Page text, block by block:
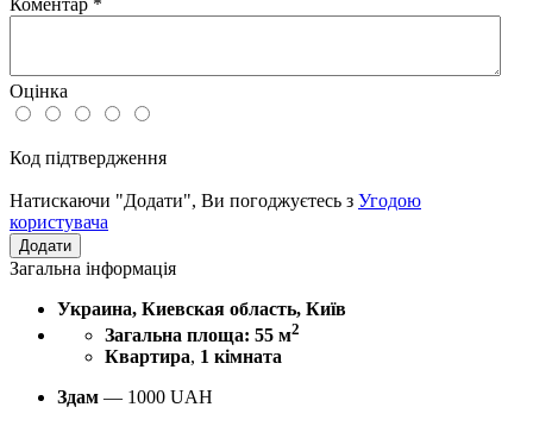
Коментар *
Оцінка
Код підтвердження
Натискаючи "Додати", Ви погоджуєтесь з Угодою
користувача
Загальна інформація
Украина, Киевская область, Київ
Загальна площа: 55 м2
Квартира, 1 кімната
Здам — 1000 UAH